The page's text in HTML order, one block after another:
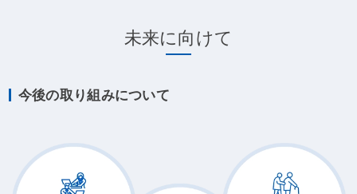
未来に向けて
今後の取り組みについて